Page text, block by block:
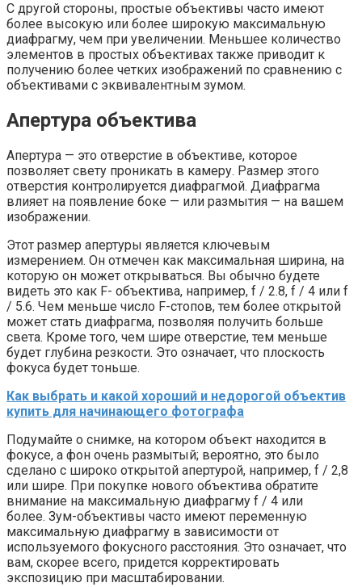
С другой стороны, простые объективы часто имеют
более высокую или более широкую максимальную
диафрагму, чем при увеличении. Меньшее количество
элементов в простых объективах также приводит к
получению более четких изображений по сравнению с
объективами с эквивалентным зумом.
Апертура объектива
Апертура — это отверстие в объективе, которое
позволяет свету проникать в камеру. Размер этого
отверстия контролируется диафрагмой. Диафрагма
влияет на появление боке — или размытия — на вашем
изображении.
Этот размер апертуры является ключевым
измерением. Он отмечен как максимальная ширина, на
которую он может открываться. Вы обычно будете
видеть это как F- объектива, например, f / 2.8, f / 4 или f
/ 5.6. Чем меньше число F-стопов, тем более открытой
может стать диафрагма, позволяя получить больше
света. Кроме того, чем шире отверстие, тем меньше
будет глубина резкости. Это означает, что плоскость
фокуса будет тоньше.
Как выбрать и какой хороший и недорогой объектив
купить для начинающего фотографа
Подумайте о снимке, на котором объект находится в
фокусе, а фон очень размытый; вероятно, это было
сделано с широко открытой апертурой, например, f / 2,8
или шире. При покупке нового объектива обратите
внимание на максимальную диафрагму f / 4 или
более. Зум-объективы часто имеют переменную
максимальную диафрагму в зависимости от
используемого фокусного расстояния. Это означает, что
вам, скорее всего, придется корректировать
экспозицию при масштабировании.